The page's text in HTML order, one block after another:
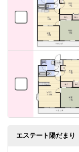
エステート陽だまり